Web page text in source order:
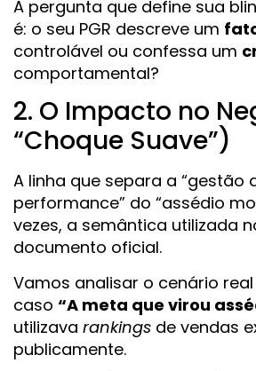
A pergunta que define sua
é: o seu PGR descreve um
controlável ou confessa um
comportamental?
2. O Impacto no
“Choque Suave”)
A linha que separa a “gestão
performance” do “assédio
vezes, a semântica utilizada
documento oficial.
Vamos analisar o cenário
caso “A meta que virou
utilizava rankings de vendas
publicamente.